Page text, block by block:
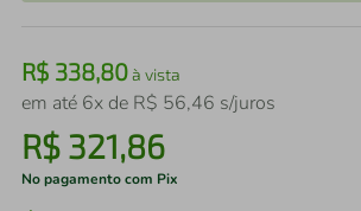
R$ 338,80à vista
em até 6x de R$ 56,46 s/juros
R$ 321,86
No pagamento com Pix